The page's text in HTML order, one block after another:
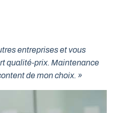
entreprises et vous
qualité-prix. Maintenance
de mon choix. »